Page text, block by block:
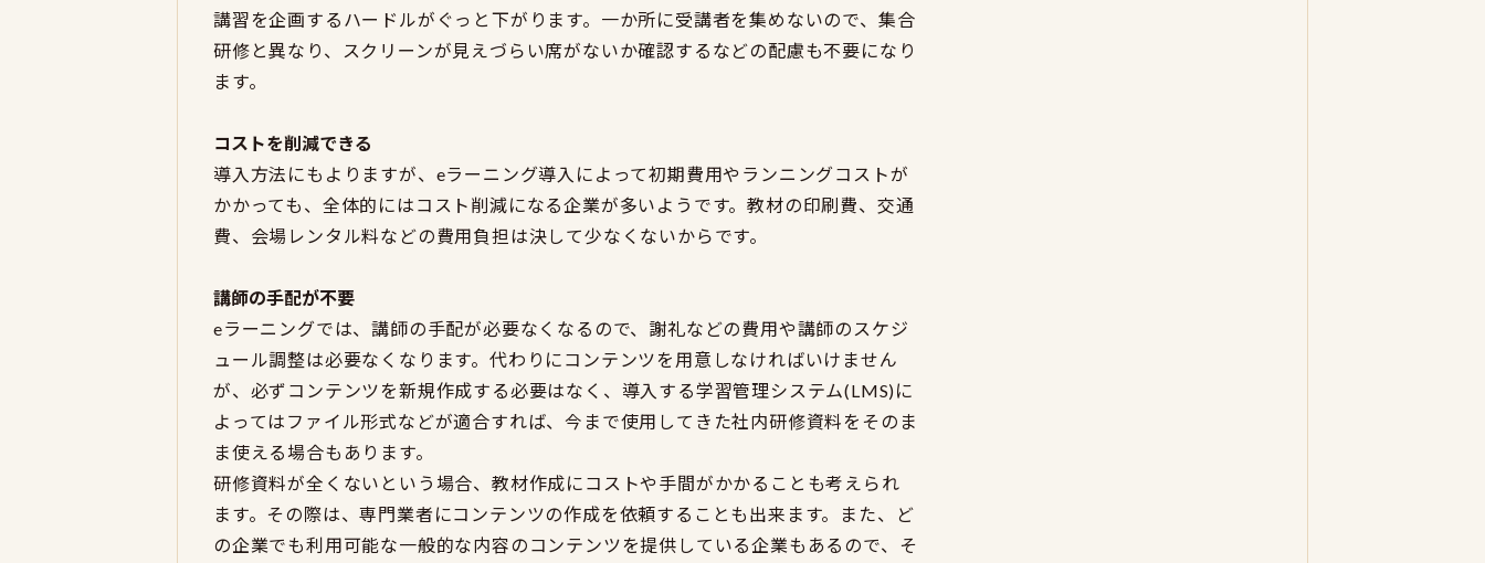
講習を企画するハードルがぐっと下がります。一か所に受講者を集めないので、集合
研修と異なり、スクリーンが見えづらい席がないか確認するなどの配慮も不要になり
ます。
コストを削減できる
導入方法にもよりますが、eラーニング導入によって初期費用やランニングコストが
かかっても、全体的にはコスト削減になる企業が多いようです。教材の印刷費、交通
費、会場レンタル料などの費用負担は決して少なくないからです。
講師の手配が不要
eラーニングでは、講師の手配が必要なくなるので、謝礼などの費用や講師のスケジ
ュール調整は必要なくなります。代わりにコンテンツを用意しなければいけません
が、必ずコンテンツを新規作成する必要はなく、導入する学習管理システム(LMS)に
よってはファイル形式などが適合すれば、今まで使用してきた社内研修資料をそのま
ま使える場合もあります。
研修資料が全くないという場合、教材作成にコストや手間がかかることも考えられ
ます。その際は、専門業者にコンテンツの作成を依頼することも出来ます。また、ど
の企業でも利用可能な一般的な内容のコンテンツを提供している企業もあるので、そ